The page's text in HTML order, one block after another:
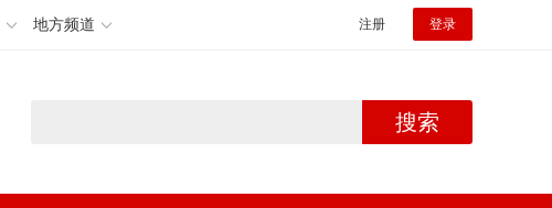
地方频道 注册 登录
搜索